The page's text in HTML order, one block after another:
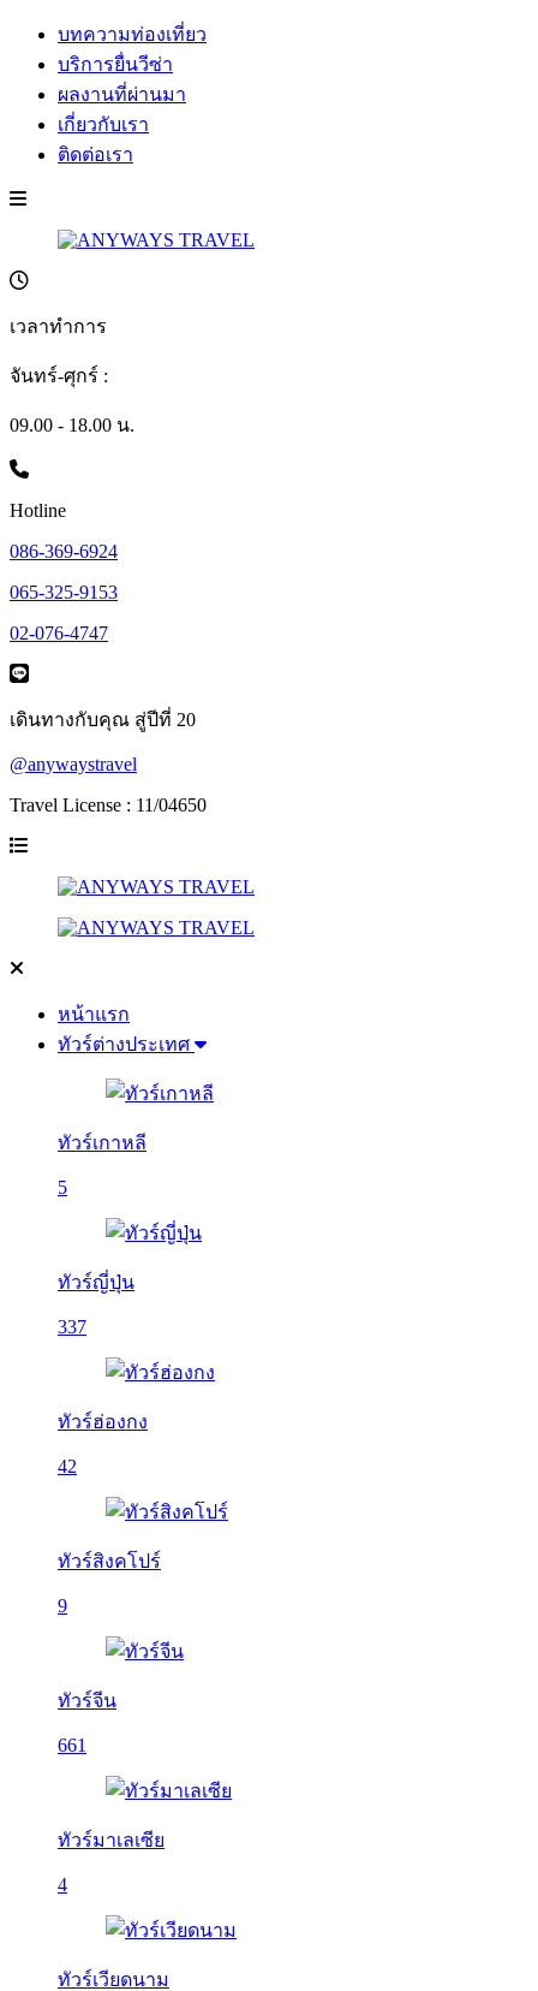
บทความท่องเที่ยว
บริการยื่นวีซ่า
ผลงานที่ผ่านมา
เกี่ยวกับเรา
ติดต่อเรา
เวลาทำการ
จันทร์-ศุกร์ :
09.00 - 18.00 น.
Hotline
086-369-6924
065-325-9153
02-076-4747
เดินทางกับคุณ สู่ปีที่ 20
@anywaystravel
Travel License : 11/04650
หน้าแรก
ทัวร์ต่างประเทศ
ทัวร์เกาหลี
5
ทัวร์ญี่ปุ่น
337
ทัวร์ฮ่องกง
42
ทัวร์สิงคโปร์
9
ทัวร์จีน
661
ทัวร์มาเลเซีย
4
ทัวร์เวียดนาม